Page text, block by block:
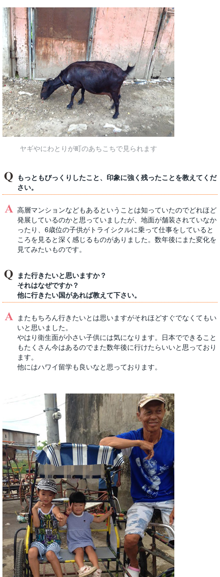
ヤギやにわとりが町のあちこちで見られます
もっともびっくりしたこと、印象に強く残ったことを教えてくだ
さい。
高層マンションなどもあるということは知っていたのでどれほど
発展しているのかと思っていましたが、地面が舗装されていなか
ったり、6歳位の子供がトライシクルに乗って仕事をしていると
ころを見ると深く感じるものがありました。数年後にまた変化を
見てみたいものです。
また行きたいと思いますか？
それはなぜですか？
他に行きたい国があれば教えて下さい。
またもちろん行きたいとは思いますがそれほどすぐでなくてもい
いと思いました。
やはり衛生面が小さい子供には気になります。日本でできること
もたくさん今はあるのでまた数年後に行けたらいいと思っており
ます。
他にはハワイ留学も良いなと思っております。